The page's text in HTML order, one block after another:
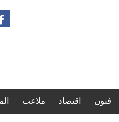
فنون اقتصاد ملاعب